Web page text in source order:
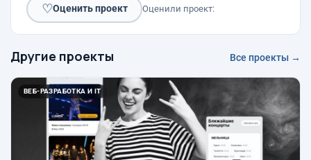
♡Оценить проект Оценили проект:
Другие проекты Все проекты →
ВЕБ-РАЗРАБОТКА И IT